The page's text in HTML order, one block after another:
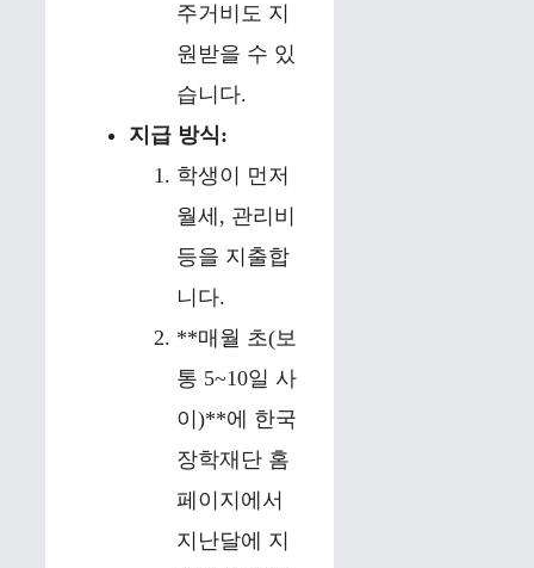
주거비도 지
원받을 수 있
습니다.
지급 방식:
학생이 먼저
월세, 관리비
등을 지출합
니다.
**매월 초(보
통 5~10일 사
이)**에 한국
장학재단 홈
페이지에서
지난달에 지